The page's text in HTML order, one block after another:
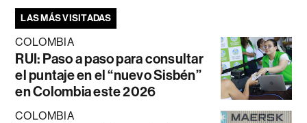
LAS MÁS VISITADAS
COLOMBIA
RUI: Paso a paso para consultar
el puntaje en el “nuevo Sisbén”
en Colombia este 2026
COLOMBIA